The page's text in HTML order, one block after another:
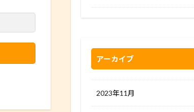
アーカイブ
2023年11月